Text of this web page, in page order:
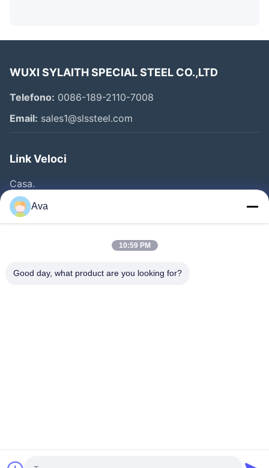
WUXI SYLAITH SPECIAL STEEL CO.,LTD
Telefono: 0086-189-2110-7008
Email: sales1@slssteel.com
Link Veloci
Casa.
Prodotti
Video
Visita Alla Fabbrica
Ava
10:59 PM
Good day, what product are you looking for?